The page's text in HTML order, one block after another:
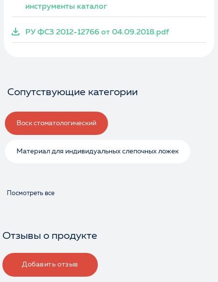
инструменты каталог
РУ ФСЗ 2012-12766 от 04.09.2018.pdf
Сопутствующие категории
Воск стоматологический
Материал для индивидуальных слепочных ложек
Посмотреть все
Отзывы о продукте
Добавить отзыв